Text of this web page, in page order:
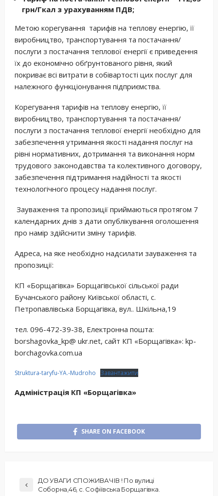
грн/Гкал з урахуванням ПДВ;
Метою корегування тарифів на теплову енергію, її
виробництво, транспортування та постачання/
послуги з постачання теплової енергії є приведення
їх до економічно обґрунтованого рівня, який
покриває всі витрати в собівартості цих послуг для
належного функціонування підприємства.
Корегування тарифів на теплову енергію, її
виробництво, транспортування та постачання/
послуги з постачання теплової енергії необхідно для
забезпечення утримання якості надання послуг на
рівні нормативних, дотримання та виконання норм
трудового законодавства та колективного договору,
забезпечення підтримання надійності та якості
технологічного процесу надання послуг.
Зауваження та пропозиції приймаються протягом 7
календарних днів з дати опублікування оголошення
про намір здійснити зміну тарифів.
Адреса, на яке необхідно надсилати зауваження та
пропозиції:
КП «Борщагівка» Борщагівської сільської ради
Бучанського району Київської області, с.
Петропавлівська Борщагівка, вул.. Шкільна,19
тел. 096-472-39-38, Електронна пошта:
borshagovka_kp@ ukr.net, сайт КП «Борщагівка»: kp-
borchagovka.com.ua
Struktura-taryfu-YA.-Mudroho Завантажити
Адміністрація КП «Борщагівка»
SHARE ON FACEBOOK
ДО УВАГИ СПОЖИВАЧІВ ! По вулиці
Соборна,46, с. Софіївська Борщагівка.